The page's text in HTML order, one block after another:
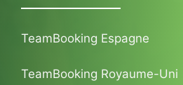
TeamBooking Espagne
TeamBooking Royaume-Uni